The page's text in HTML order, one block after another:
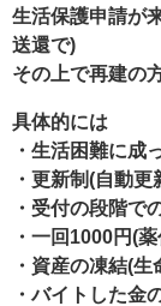
生活保護申請が
送還で)
その上で再建の
具体的には
・生活困難に成
・更新制(自動
・受付の段階で
・一回1000円(
・資産の凍結(
・バイトした金